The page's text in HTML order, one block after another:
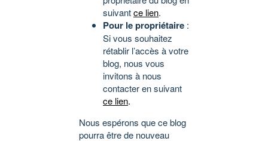
suivantce lien.
Pour le propriétaire :
Si vous souhaitez
rétablir l’accès à votre
blog, nous vous
invitons à nous
contacter en suivant
ce lien.
Nous espérons que ce blog
pourra être de nouveau